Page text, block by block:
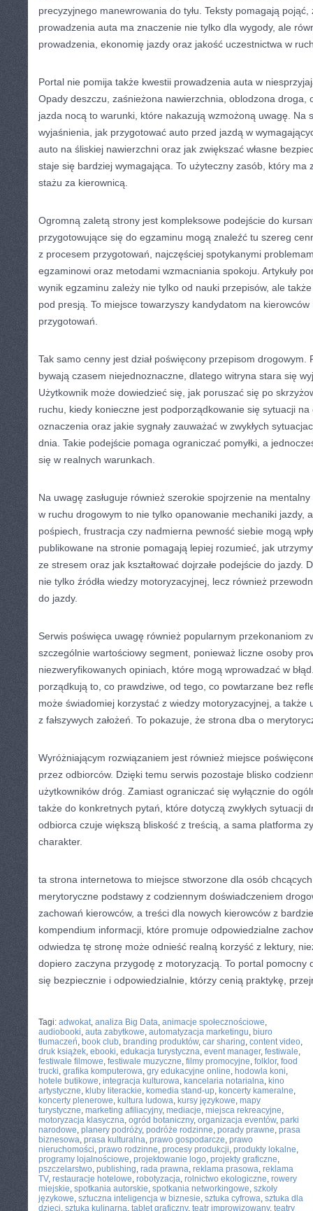
precyzyjnego manewrowania do tyłu. Teksty pomagają pojąć,
prowadzenia auta ma znaczenie nie tylko dla wygody, ale
prowadzenia, ekonomię jazdy oraz jakość uczestnictwa w
Portal nie pomija także kwestii prowadzenia auta w
Opady deszczu, zaśnieżona nawierzchnia, oblodzona droga,
jazda nocą to warunki, które nakazują wzmożoną uwagę. Na
wyjaśnienia, jak przygotować auto przed jazdą w
auto na śliskiej nawierzchni oraz jak zwiększać własne
staje się bardziej wymagająca. To użyteczny zasób, który ma
stażu za kierownicą.
Ogromną zaletą strony jest kompleksowe podejście do
przygotowujące się do egzaminu mogą znaleźć tu szereg
z procesem przygotowań, najczęściej spotykanymi
egzaminowi oraz metodami wzmacniania spokoju. Artykuły
wynik egzaminu zależy nie tylko od nauki przepisów, ale
pod presją. To miejsce towarzyszy kandydatom na
przygotowań.
Tak samo cenny jest dział poświęcony przepisom drogowym.
bywają czasem niejednoznaczne, dlatego witryna stara się
Użytkownik może dowiedzieć się, jak poruszać się po
ruchu, kiedy konieczne jest podporządkowanie się sytuacji
oznaczenia oraz jakie sygnały zauważać w zwykłych
dnia. Takie podejście pomaga ograniczać pomyłki, a
się w realnych warunkach.
Na uwagę zasługuje również szerokie spojrzenie na
w ruchu drogowym to nie tylko opanowanie mechaniki jazdy,
pośpiech, frustracja czy nadmierna pewność siebie mogą
publikowane na stronie pomagają lepiej rozumieć, jak
ze stresem oraz jak kształtować dojrzałe podejście do jazdy.
nie tylko źródła wiedzy motoryzacyjnej, lecz również
do jazdy.
Serwis poświęca uwagę również popularnym przekonaniom
szczególnie wartościowy segment, ponieważ liczne osoby
niezweryfikowanych opiniach, które mogą wprowadzać w
porządkują to, co prawdziwe, od tego, co powtarzane bez
może świadomiej korzystać z wiedzy motoryzacyjnej, a także
z fałszywych założeń. To pokazuje, że strona dba o
Wyróżniającym rozwiązaniem jest również miejsce
przez odbiorców. Dzięki temu serwis pozostaje blisko
użytkowników dróg. Zamiast ograniczać się wyłącznie do
także do konkretnych pytań, które dotyczą zwykłych sytuacji
odbiorca czuje większą bliskość z treścią, a sama platforma
charakter.
ta strona internetowa to miejsce stworzone dla osób
merytoryczne podstawy z codziennym doświadczeniem
zachowań kierowców, a treści dla nowych kierowców z
kompendium informacji, które promuje odpowiedzialne
odwiedza tę stronę może odnieść realną korzyść z lektury,
dopiero zaczyna przygodę z motoryzacją. To portal pomocny
się bezpiecznie i odpowiedzialnie, którzy cenią praktykę,
Tagi: adwokat, analiza Big Data, animacje społecznościowe,
audiobooki, auta zabytkowe, automatyzacja marketingu, biuro
tłumaczeń, book club, branding produktów, car sharing, content video,
druk książek, ebooki, edukacja turystyczna, event manager, festiwale,
festiwale filmowe, festiwale muzyczne, filmy promocyjne, folklor, food
trucki, grafika komputerowa, gry edukacyjne online, hodowla koni,
hotele butikowe, integracja kulturowa, kancelaria notarialna, kino
artystyczne, kluby literackie, komedia stand-up, koncerty kameralne,
koncerty plenerowe, kultura ludowa, kursy językowe, mapy
turystyczne, marketing afiliacyjny, mediacje, miejsca rekreacyjne,
motoryzacja klasyczna, ogród botaniczny, organizacja eventów, parki
narodowe, planery podróży, podróże rodzinne, porady prawne, prasa
biznesowa, prasa kulturalna, prawo gospodarcze, prawo
nieruchomości, prawo rodzinne, procesy produkcji, produkty lokalne,
programy lojalnościowe, projektowanie logo, projekty graficzne,
pszczelarstwo, publishing, rada prawna, reklama prasowa, reklama
TV, restauracje hotelowe, robotyzacja, rolnictwo ekologiczne, rowery
miejskie, spotkania autorskie, spotkania networkingowe, szkoły
językowe, sztuczna inteligencja w biznesie, sztuka cyfrowa, sztuka dla
dzieci, sztuka kulinarna, tablet graficzny, teatr improwizowany, teatry